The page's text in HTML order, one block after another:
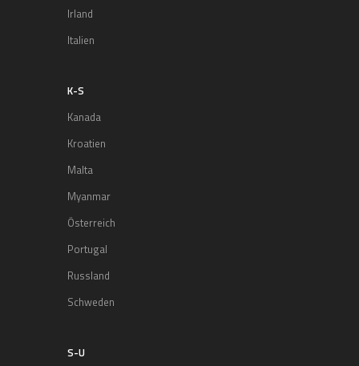
Irland
Italien
K-S
Kanada
Kroatien
Malta
Myanmar
Österreich
Portugal
Russland
Schweden
S-U